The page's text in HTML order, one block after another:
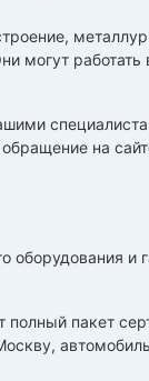
работать
на
и
полный пакет